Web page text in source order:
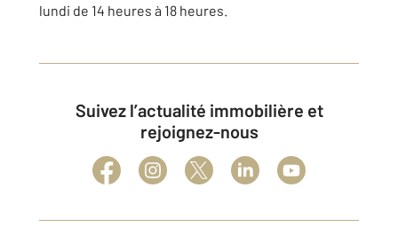
lundi de 14 heures à 18 heures.
Suivez l’actualité immobilière et
rejoignez-nous